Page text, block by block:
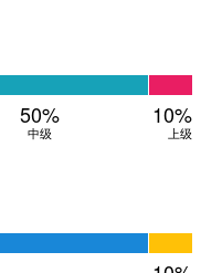
50%
中级
10%
上级